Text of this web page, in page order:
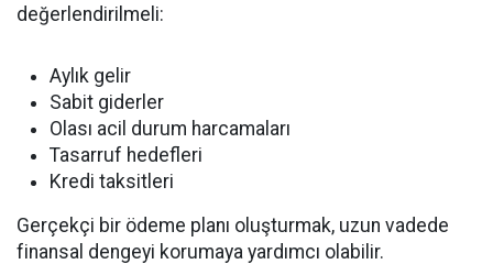
değerlendirilmeli:
Aylık gelir
Sabit giderler
Olası acil durum harcamaları
Tasarruf hedefleri
Kredi taksitleri
Gerçekçi bir ödeme planı oluşturmak, uzun vadede
finansal dengeyi korumaya yardımcı olabilir.